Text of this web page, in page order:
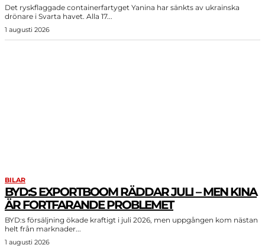
Det ryskflaggade containerfartyget Yanina har sänkts av ukrainska
drönare i Svarta havet. Alla 17...
1 augusti 2026
BILAR
BYD:S EXPORTBOOM RÄDDAR JULI – MEN KINA
ÄR FORTFARANDE PROBLEMET
BYD:s försäljning ökade kraftigt i juli 2026, men uppgången kom nästan
helt från marknader...
1 augusti 2026